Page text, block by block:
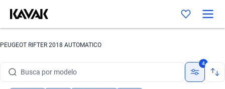
PEUGEOT RIFTER 2018 AUTOMATICO
Busca por modelo
4